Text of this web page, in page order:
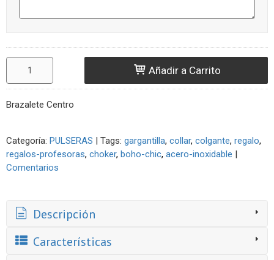
Añadir a Carrito
Brazalete Centro
Categoría: PULSERAS | Tags: gargantilla collar colgante regalo
regalos-profesoras choker boho-chic acero-inoxidable |
Comentarios
Descripción
Características